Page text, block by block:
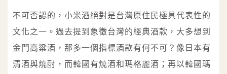
不可否認的，小米酒絕對是台灣原住民極具代表性的
文化之一。過去提到象徵台灣的經典酒款，大多想到
金門高粱酒，那多一個指標酒款有何不可？像日本有
清酒與燒酎，而韓國有燒酒和瑪格麗酒；再以韓國瑪